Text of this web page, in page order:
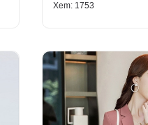
Xem: 1753